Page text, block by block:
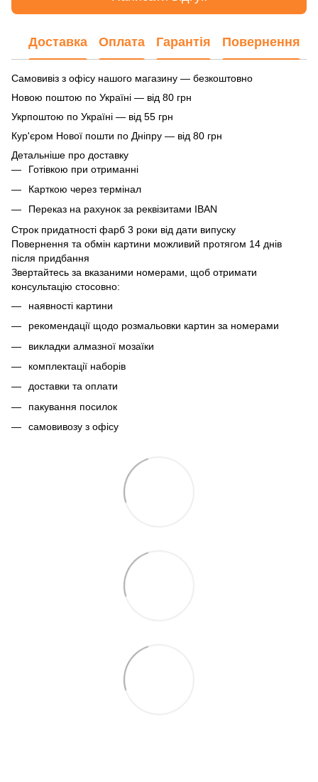
Доставка Оплата Гарантія Повернення
Самовивіз з офісу нашого магазину — безкоштовно
Новою поштою по Україні — від 80 грн
Укрпоштою по Україні — від 55 грн
Кур'єром Нової пошти по Дніпру — від 80 грн
Детальніше про доставку
Готівкою при отриманні
Карткою через термінал
Переказ на рахунок за реквізитами IBAN
Строк придатності фарб 3 роки від дати випуску
Повернення та обмін картини можливий протягом 14 днів
після придбання
Звертайтесь за вказаними номерами, щоб отримати
консультацію стосовно:
наявності картини
рекомендації щодо розмальовки картин за номерами
викладки алмазної мозаїки
комплектації наборів
доставки та оплати
пакування посилок
самовивозу з офісу